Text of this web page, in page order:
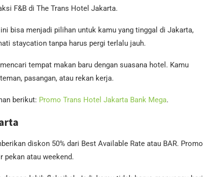
F&B di The Trans Hotel Jakarta.
bisa menjadi pilihan untuk kamu yang tinggal di Jakarta,
staycation tanpa harus pergi terlalu jauh.
tempat makan baru dengan suasana hotel. Kamu
pasangan, atau rekan kerja.
berikut: Promo Trans Hotel Jakarta Bank Mega.
diskon 50% dari Best Available Rate atau BAR. Promo
pekan atau weekend.